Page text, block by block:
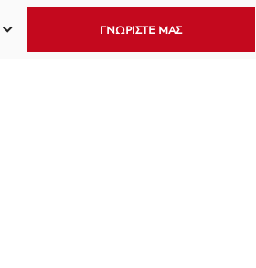
ΓΝΩΡΙΣΤΕ ΜΑΣ